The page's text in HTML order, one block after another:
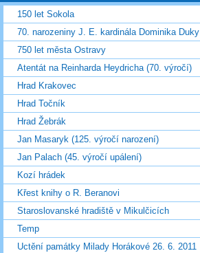
150 let Sokola
70. narozeniny J. E. kardinála Dominika Duky
750 let města Ostravy
Atentát na Reinharda Heydricha (70. výročí)
Hrad Krakovec
Hrad Točník
Hrad Žebrák
Jan Masaryk (125. výročí narození)
Jan Palach (45. výročí upálení)
Kozí hrádek
Křest knihy o R. Beranovi
Staroslovanské hradiště v Mikulčicích
Temp
Uctění památky Milady Horákové 26. 6. 2011